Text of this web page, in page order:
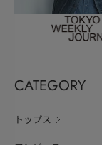
CATEGORY
トップス